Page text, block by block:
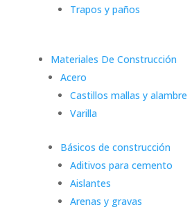
Trapos y paños
Materiales De Construcción
Acero
Castillos mallas y alambre
Varilla
Básicos de construcción
Aditivos para cemento
Aislantes
Arenas y gravas